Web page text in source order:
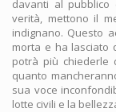
davanti al pubblico
verità, mettono il
indignano. Questo
morta e ha lasciato
potrà più chiederle
quanto
sua voce
lotte civili e la